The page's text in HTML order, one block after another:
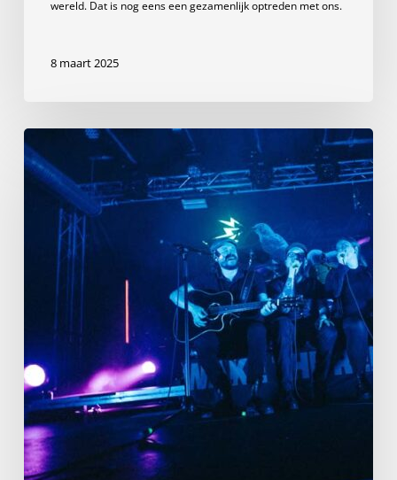
wereld. Dat is nog eens een gezamenlijk optreden met ons.
8 maart 2025
01.10.2023
Stuttgart